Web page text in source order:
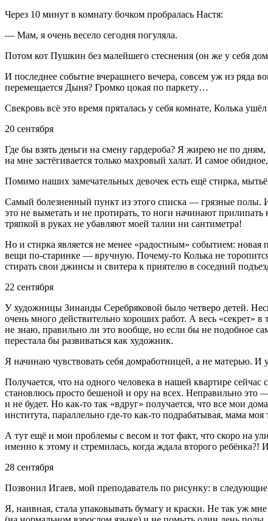
Через 10 минут в комнату бочком пробралась Настя:
— Мам, я очень весело сегодня погуляла.
Потом кот Пушкин без малейшего стеснения (он же у себя
И последнее событие вчерашнего вечера, совсем уж из ряда
перемещается Дыня? Громко цокая по паркету…
Свекровь всё это время пряталась у себя комнате, Колька
20 сентября
Где бы взять деньги на смену гардероба? Я жирею не по
на мне застёгивается только махровый халат. И самое
Помимо наших замечательных девочек есть ещё стирка,
Самый болезненный пункт из этого списка — грязные полы.
это не выметать и не протирать, то ноги начинают
тряпкой в руках не убавляют моей талии ни сантиметра!
Но и стирка является не менее «радостным» событием:
вещи по-старинке — вручную. Почему-то Колька не
стирать свои джинсы и свитера к приятелю в соседний
22 сентября
У художницы Зинаиды Серебряковой было четверо детей.
очень много действительно хороших работ. А весь «секрет»
не знаю, правильно ли это вообще, но если бы не подобное
перестала бы развиваться как художник.
Я начинаю чувствовать себя домработницей, а не матерью.
Получается, что на одного человека в нашей квартире
становлюсь просто бешеной и ору на всех. Неправильно это
и не будет. Но как-то так «вдруг» получается, что все мои
института, параллельно где-то как-то подрабатывая, мама
А тут ещё и мои проблемы с весом и тот факт, что скоро на
именно к этому и стремилась, когда ждала второго ребёнка?!
28 сентября
Позвонил Игаев, мой преподаватель по рисунку: в
Я, наивная, стала упаковывать бумагу и краски. Не так уж